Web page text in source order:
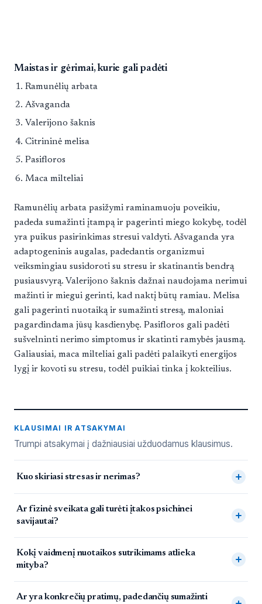
Maistas ir gėrimai, kurie gali padėti
Ramunėlių arbata
Ašvaganda
Valerijono šaknis
Citrininė melisa
Pasifloros
Maca milteliai
Ramunėlių arbata pasižymi raminamuoju poveikiu,
padeda sumažinti įtampą ir pagerinti miego kokybę, todėl
yra puikus pasirinkimas stresui valdyti. Ašvaganda yra
adaptogeninis augalas, padedantis organizmui
veiksmingiau susidoroti su stresu ir skatinantis bendrą
pusiausvyrą. Valerijono šaknis dažnai naudojama nerimui
mažinti ir miegui gerinti, kad naktį būtų ramiau. Melisa
gali pagerinti nuotaiką ir sumažinti stresą, maloniai
pagardindama jūsų kasdienybę. Pasifloros gali padėti
sušvelninti nerimo simptomus ir skatinti ramybės jausmą.
Galiausiai, maca milteliai gali padėti palaikyti energijos
lygį ir kovoti su stresu, todėl puikiai tinka į kokteilius.
KLAUSIMAI IR ATSAKYMAI
Trumpi atsakymai į dažniausiai užduodamus klausimus.
Kuo skiriasi stresas ir nerimas?
Ar fizinė sveikata gali turėti įtakos psichinei
savijautai?
Kokį vaidmenį nuotaikos sutrikimams atlieka
mityba?
Ar yra konkrečių pratimų, padedančių sumažinti